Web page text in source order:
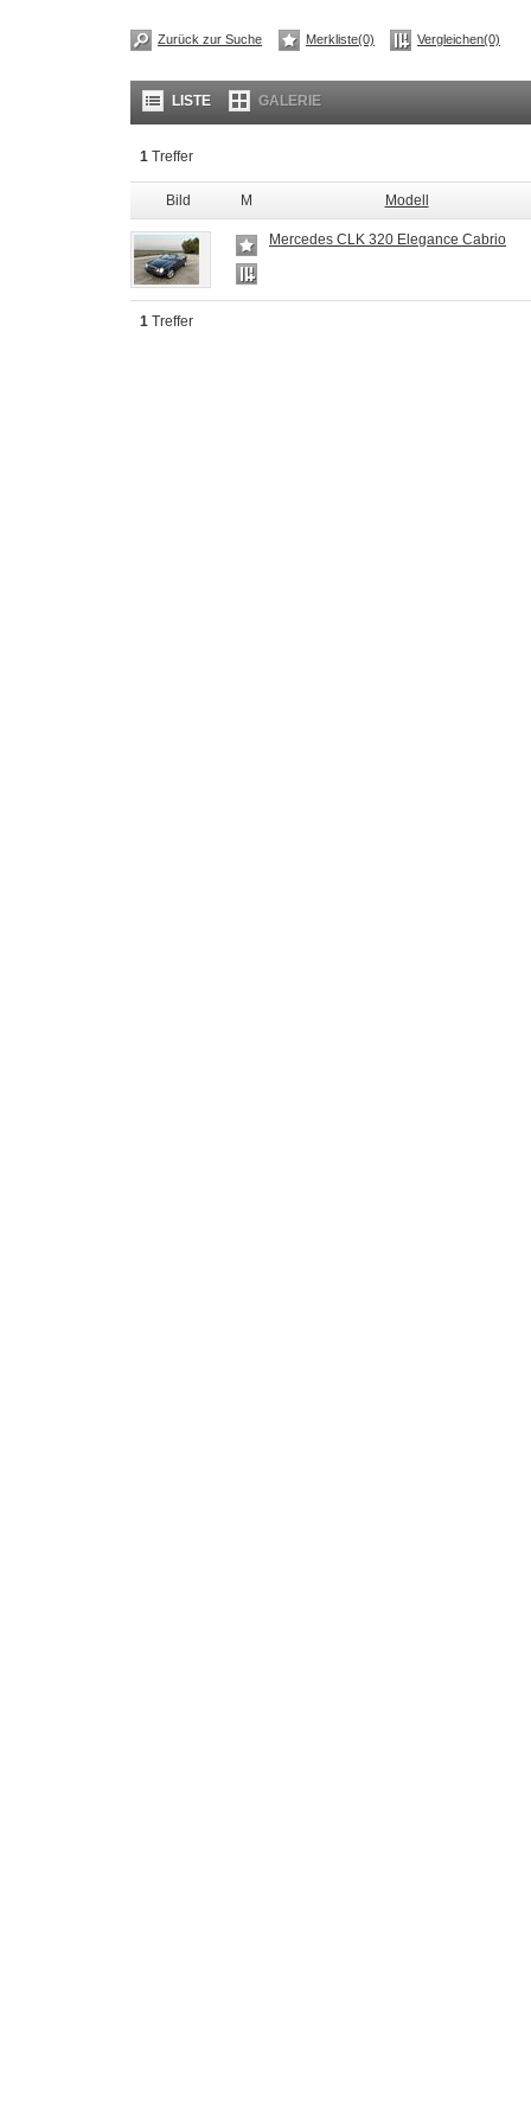
Merkliste(0) Vergleichen(0)
LISTE GALERIE
1 Treffer
Bild M Modell
Mercedes CLK 320 Elegance Cabrio
1 Treffer
Zurück zur Suche